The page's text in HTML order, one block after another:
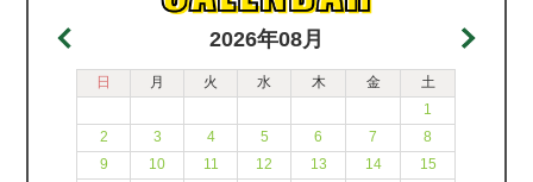
2026年08月
日 月 火 水 木 金
土
1
2
3 4 5 6 7
8
9
10 11 12 13 14
15